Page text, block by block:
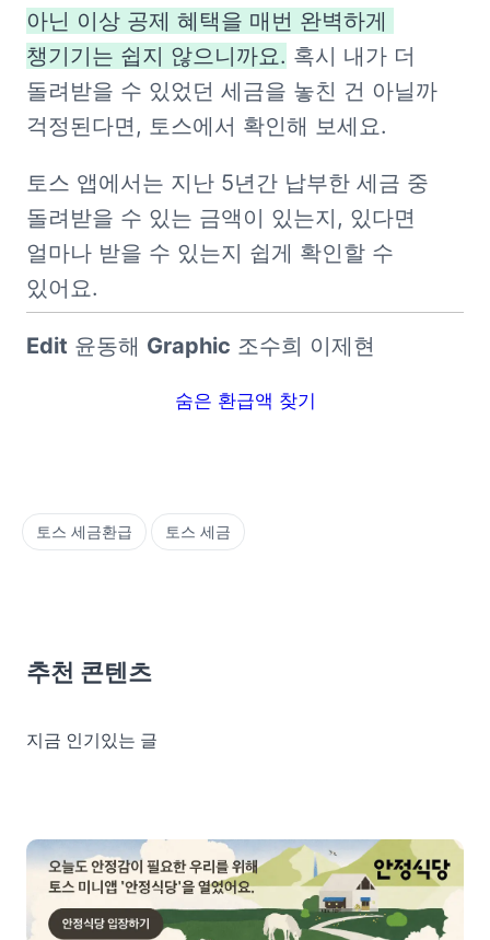
아닌 이상 공제 혜택을 매번 완벽하게
챙기기는 쉽지 않으니까요. 혹시 내가 더
돌려받을 수 있었던 세금을 놓친 건 아닐까
걱정된다면, 토스에서 확인해 보세요.
토스 앱에서는 지난 5년간 납부한 세금 중
돌려받을 수 있는 금액이 있는지, 있다면
얼마나 받을 수 있는지 쉽게 확인할 수
있어요.
Edit 윤동해 Graphic 조수희 이제현
숨은 환급액 찾기
토스 세금환급 토스 세금
추천 콘텐츠
지금 인기있는 글